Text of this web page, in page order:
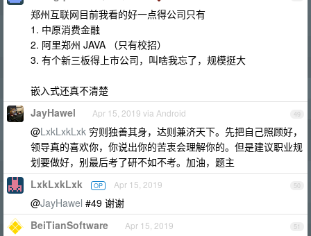
郑州互联网目前我看的好一点得公司只有
1. 中原消费金融
2. 阿里郑州 JAVA （只有校招）
3. 有个新三板得上市公司，叫啥我忘了，规模挺大
嵌入式还真不清楚
49
JayHawel Apr 15, 2019 via Android
@LxkLxkLxk 穷则独善其身，达则兼济天下。先把自己照顾好，
领导真的喜欢你，你说出你的苦衷会理解你的。但是建议职业规
划要做好，别最后考了研不如不考。加油，题主
50
LxkLxkLxk OP Apr 15, 2019
@JayHawel #49 谢谢
51
BeiTianSoftware Apr 15, 2019